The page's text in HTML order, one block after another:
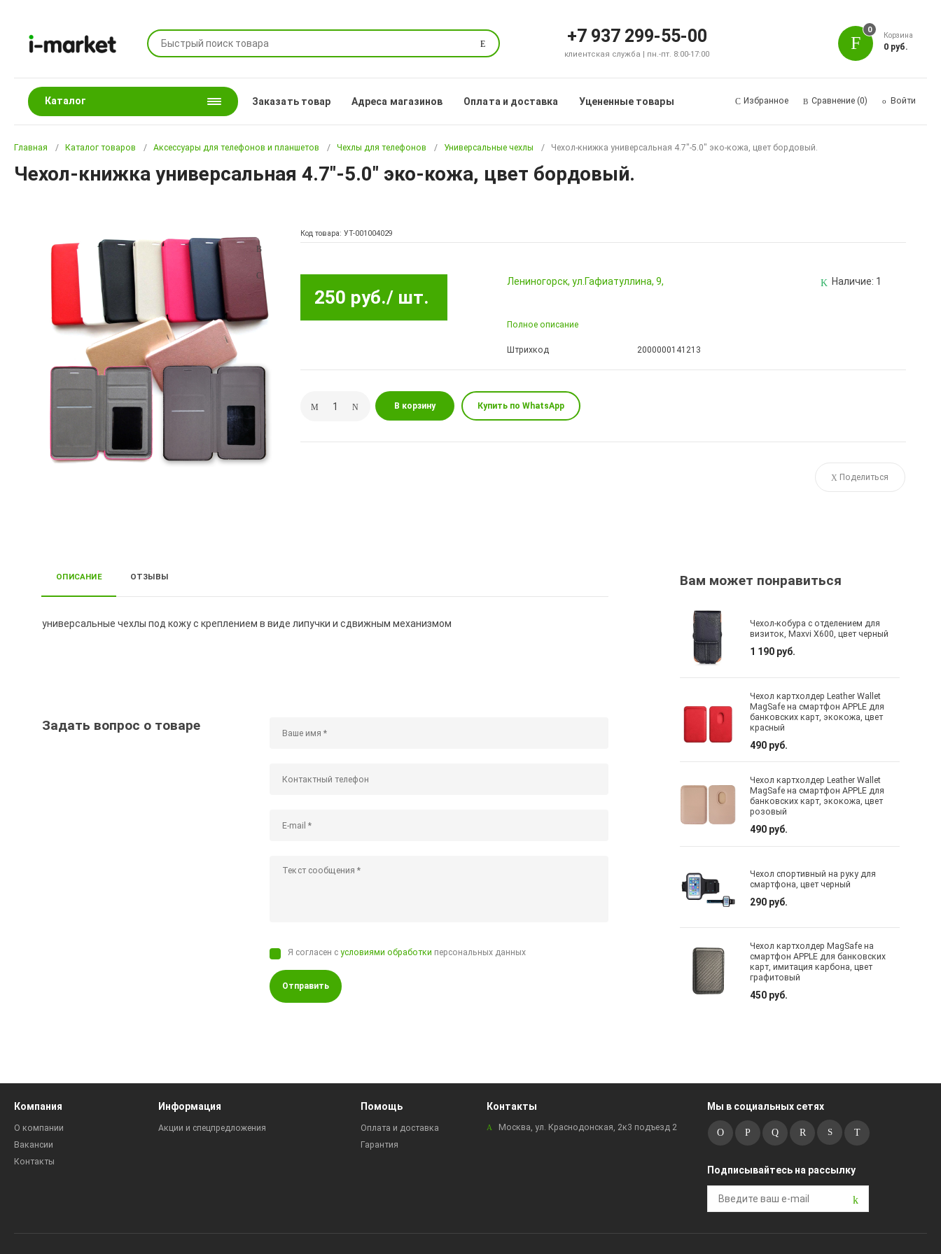
Поиск +7 937 299-55-00
клиентская служба | пн.-пт. 8:00-17:00
0
Корзина
0 руб.
Каталог Заказать товар Адреса магазинов Оплата и доставка Уцененные товары Избранное Сравнение (0) Войти
Главная Каталог товаров Аксессуары для телефонов и планшетов Чехлы для телефонов Универсальные чехлы Чехол-книжка универсальная 4.7"-5.0" эко-кожа, цвет бордовый.
Чехол-книжка универсальная 4.7"-5.0" эко-кожа, цвет бордовый.
Код товара: УТ-001004029
250 руб./ шт.
Лениногорск, ул.Гафиатуллина, 9, Наличие: 1
Полное описание
Штрихкод 2000000141213
В корзину Купить по WhatsApp
Поделиться
ОПИСАНИЕ ОТЗЫВЫ
универсальные чехлы под кожу с креплением в виде липучки и сдвижным механизмом
Задать вопрос о товаре
Я согласен сусловиями обработки персональных данных
Отправить
Вам может понравиться
Чехол-кобура с отделением для
визиток, Maxvi X600, цвет черный
1 190 руб.
Чехол картхолдер Leather Wallet
MagSafe на смартфон APPLE для
банковских карт, экокожа, цвет
красный
490 руб.
Чехол картхолдер Leather Wallet
MagSafe на смартфон APPLE для
банковских карт, экокожа, цвет
розовый
490 руб.
Чехол спортивный на руку для
смартфона, цвет черный
290 руб.
Чехол картхолдер MagSafe на
смартфон APPLE для банковских
карт, имитация карбона, цвет
графитовый
450 руб.
Компания
О компании
Вакансии
Контакты
Информация
Акции и спецпредложения
Помощь
Оплата и доставка
Гарантия
Контакты
Москва, ул. Краснодонская, 2к3 подъезд 2
Мы в социальных сетях
Подписывайтесь на рассылку